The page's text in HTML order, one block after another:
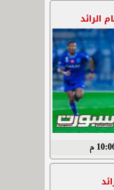
الرائد